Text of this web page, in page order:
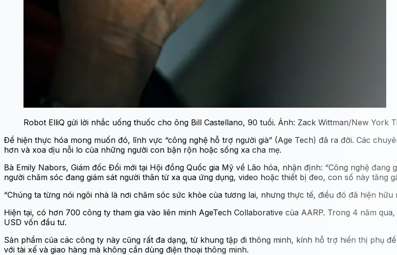
Robot ElliQ gửi lời nhắc uống thuốc cho ông Bill Castellano, 90 tuổi. Ảnh: Zack Wittman/New York
Để hiện thực hóa mong muốn đó, lĩnh vực “công nghệ hỗ trợ người già” (Age Tech) đã ra đời. Các
hơn và xoa dịu nỗi lo của những người con bận rộn hoặc sống xa cha mẹ.
Bà Emily Nabors, Giám đốc Đổi mới tại Hội đồng Quốc gia Mỹ về Lão hóa, nhận định: “Công nghệ
người chăm sóc đang giám sát người thân từ xa qua ứng dụng, video hoặc thiết bị đeo, con số này tăng
“Chúng ta từng nói ngôi nhà là nơi chăm sóc sức khỏe của tương lai, nhưng thực tế, điều đó đã hiện
Hiện tại, có hơn 700 công ty tham gia vào liên minh AgeTech Collaborative của AARP. Trong 4 năm
USD vốn đầu tư.
Sản phẩm của các công ty này cũng rất đa dạng, từ khung tập đi thông minh, kính hỗ trợ hiển thị phụ
với tài xế và giao hàng mà không cần dùng điện thoại thông minh.